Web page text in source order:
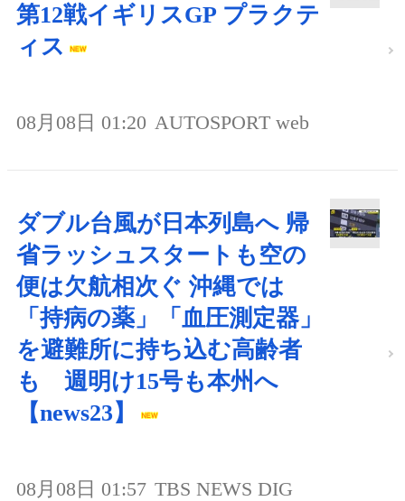
第12戦イギリスGP プラクテ
ィス
08月08日 01:20 AUTOSPORT web
ダブル台風が日本列島へ 帰
省ラッシュスタートも空の
便は欠航相次ぐ 沖縄では
「持病の薬」「血圧測定器」
を避難所に持ち込む高齢者
も 週明け15号も本州へ
【news23】
08月08日 01:57 TBS NEWS DIG